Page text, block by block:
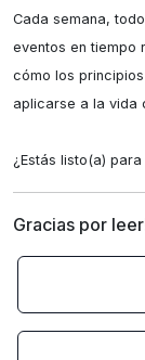
Cada semana,
eventos en tiempo
cómo los
aplicarse a la vida
¿Estás listo(a)
Gracias por